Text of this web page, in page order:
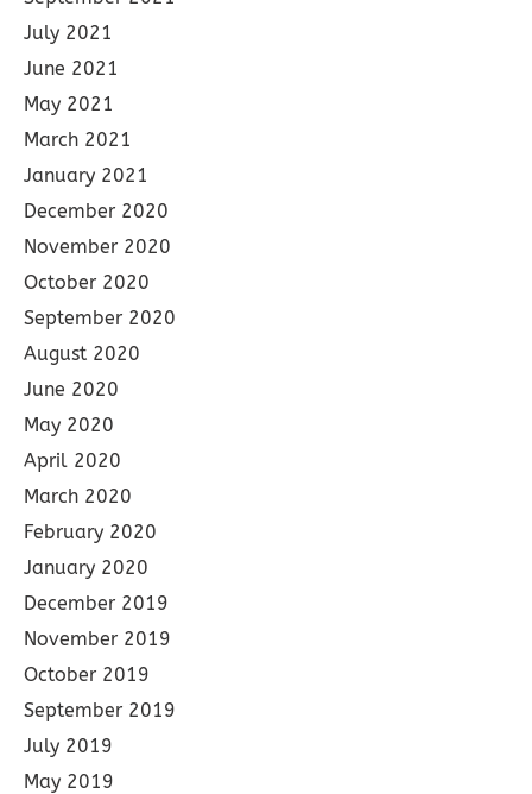
July 2021
June 2021
May 2021
March 2021
January 2021
December 2020
November 2020
October 2020
September 2020
August 2020
June 2020
May 2020
April 2020
March 2020
February 2020
January 2020
December 2019
November 2019
October 2019
September 2019
July 2019
May 2019